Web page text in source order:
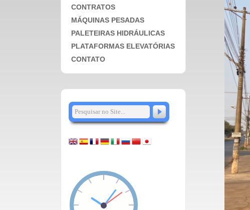
CONTRATOS
MÁQUINAS PESADAS
PALETEIRAS HIDRÁULICAS
PLATAFORMAS ELEVATÓRIAS
CONTATO